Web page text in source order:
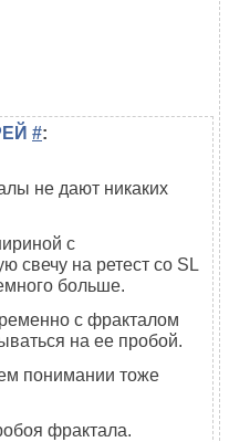
#:
не дают никаких
с
свечу на ретест со SL
больше.
с фракталом
на ее пробой.
понимании тоже
фрактала.